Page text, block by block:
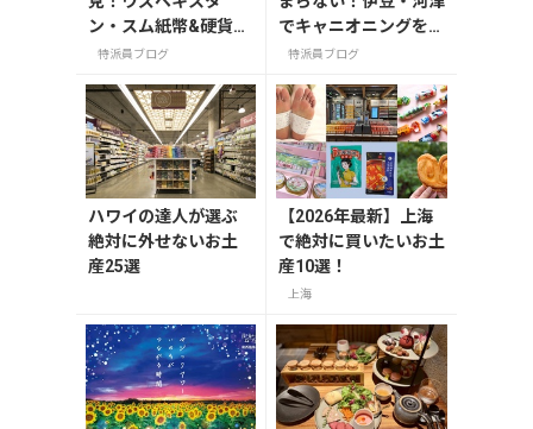
ン・スム紙幣&硬貨を
全種類徹底紹介
特派員ブログ
でキャニオニングを満
喫
特派員ブログ
ハワイの達人が選ぶ
絶対に外せないお土
産25選
【2026年最新】上海
で絶対に買いたいお土
産10選！
上海